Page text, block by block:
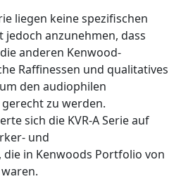
liegen keine spezifischen
jedoch anzunehmen, dass
anderen Kenwood-
Raffinessen und qualitatives
den audiophilen
zu werden.
sich die KVR-A Serie auf
und
in Kenwoods Portfolio von